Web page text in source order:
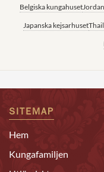
Belgiska kungahuset
Japanska kejsarhuset
SITEMAP
Hem
Kungafamiljen